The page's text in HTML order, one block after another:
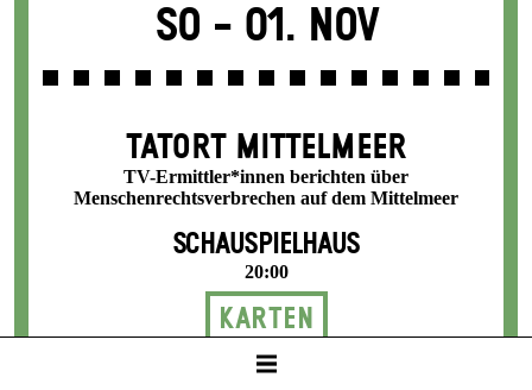
So - 01. Nov
TATORT MITTELMEER
TV-Ermittler*innen berichten über
Menschenrechtsverbrechen auf dem Mittelmeer
SCHAUSPIELHAUS
20:00
Karten
8 / 24 / 31 / 36 / 42 €